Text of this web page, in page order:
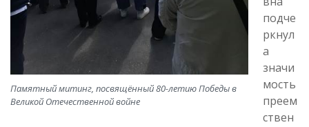
Памятный митинг, посвящённый 80-летию Победы в
Великой Отечественной войне
подче
ркнул
а
значи
мость
преем
ствен